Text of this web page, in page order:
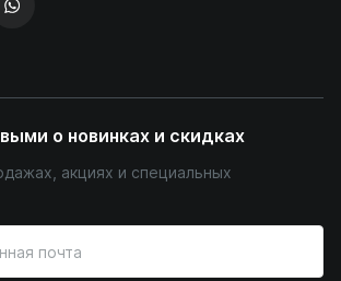
о новинках и скидках
акциях и специальных